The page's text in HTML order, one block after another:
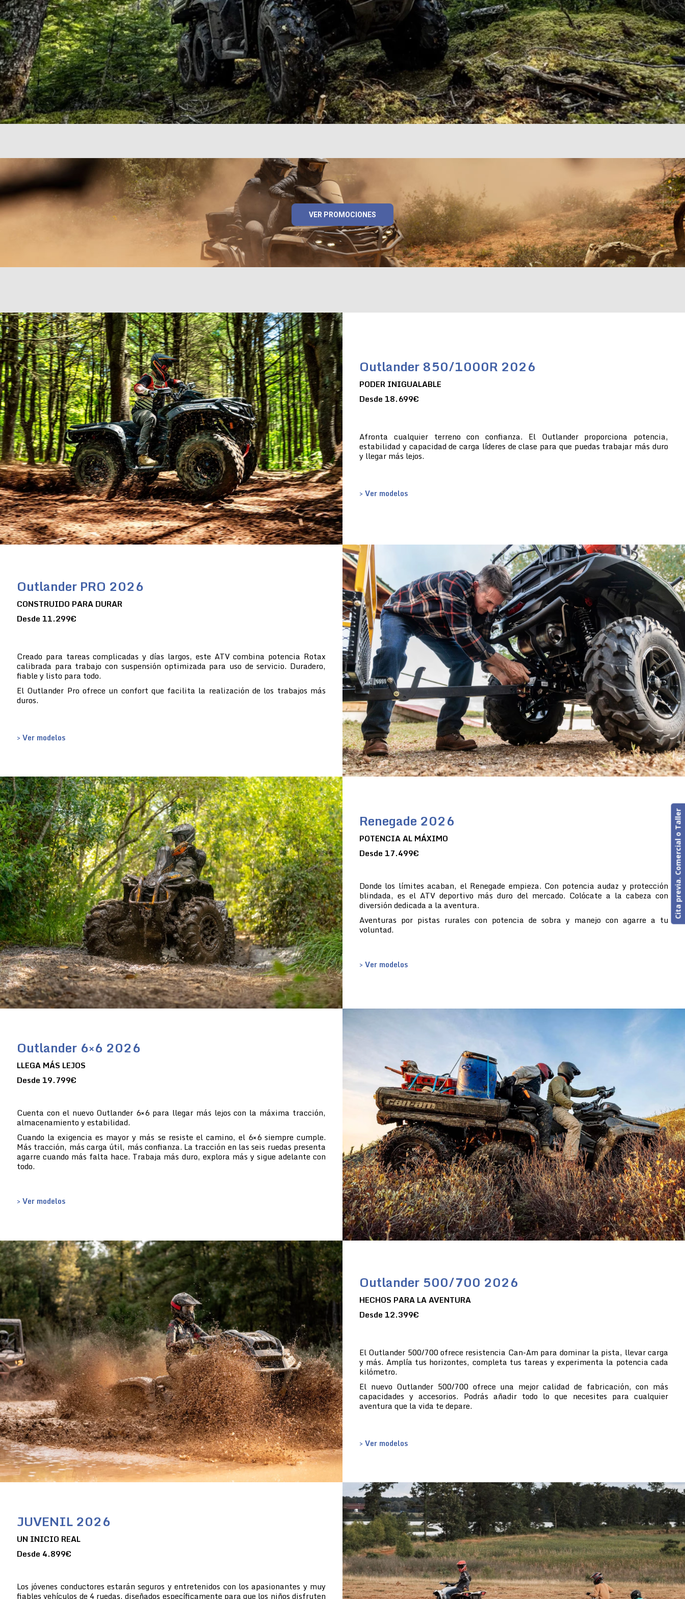
VER PROMOCIONES
Outlander 850/1000R 2026
PODER INIGUALABLE
Desde 18.699€
Afronta cualquier terreno con confianza. El Outlander proporciona potencia,
estabilidad y capacidad de carga líderes de clase para que puedas trabajar más duro
y llegar más lejos.
> Ver modelos
Outlander PRO 2026
CONSTRUIDO PARA DURAR
Desde 11.299€
Creado para tareas complicadas y días largos, este ATV combina potencia Rotax
calibrada para trabajo con suspensión optimizada para uso de servicio. Duradero,
fiable y listo para todo.
El Outlander Pro ofrece un confort que facilita la realización de los trabajos más
duros.
> Ver modelos
Renegade 2026
POTENCIA AL MÁXIMO
Desde 17.499€
Donde los límites acaban, el Renegade empieza. Con potencia audaz y protección
blindada, es el ATV deportivo más duro del mercado. Colócate a la cabeza con
diversión dedicada a la aventura.
Aventuras por pistas rurales con potencia de sobra y manejo con agarre a tu
voluntad.
> Ver modelos
Outlander 6×6 2026
LLEGA MÁS LEJOS
Desde 19.799€
Cuenta con el nuevo Outlander 6×6 para llegar más lejos con la máxima tracción,
almacenamiento y estabilidad.
Cuando la exigencia es mayor y más se resiste el camino, el 6×6 siempre cumple.
Más tracción, más carga útil, más confianza. La tracción en las seis ruedas presenta
agarre cuando más falta hace. Trabaja más duro, explora más y sigue adelante con
todo.
> Ver modelos
Outlander 500/700 2026
HECHOS PARA LA AVENTURA
Desde 12.399€
El Outlander 500/700 ofrece resistencia Can-Am para dominar la pista, llevar carga
y más. Amplía tus horizontes, completa tus tareas y experimenta la potencia cada
kilómetro.
El nuevo Outlander 500/700 ofrece una mejor calidad de fabricación, con más
capacidades y accesorios. Podrás añadir todo lo que necesites para cualquier
aventura que la vida te depare.
> Ver modelos
JUVENIL 2026
UN INICIO REAL
Desde 4.899€
Los jóvenes conductores estarán seguros y entretenidos con los apasionantes y muy
fiables vehículos de 4 ruedas, diseñados específicamente para que los niños disfruten
Cita previa. Comercial o Taller